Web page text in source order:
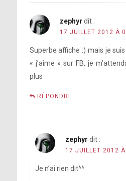
zephyr dit :
17 JUILLET 2012 À
Superbe affiche :) mais je
« j’aime » sur FB, je
plus
RÉPONDRE
zephyr dit :
17 JUILLET 2012
Je n’ai rien dit^^